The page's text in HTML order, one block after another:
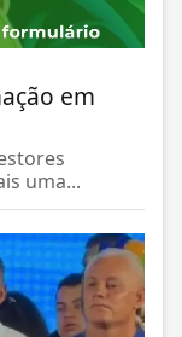
em
uma...